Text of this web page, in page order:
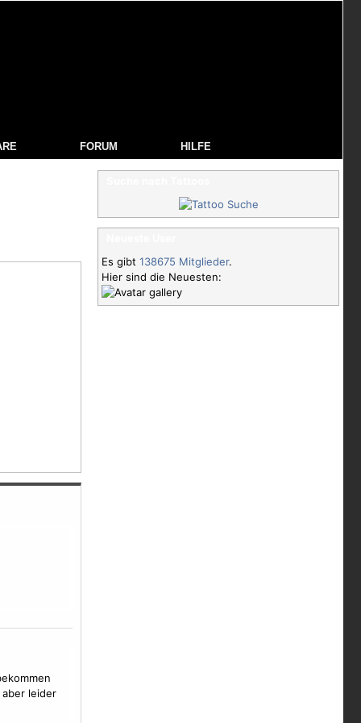
FORUM HILFE
leider
Es gibt 138675 Mitglieder.
Hier sind die Neuesten: